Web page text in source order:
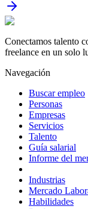
Conectamos talento
freelance en un solo
Navegación
Buscar empleo
Personas
Empresas
Servicios
Talento
Guía salarial
Informe del
Industrias
Mercado
Habilidades